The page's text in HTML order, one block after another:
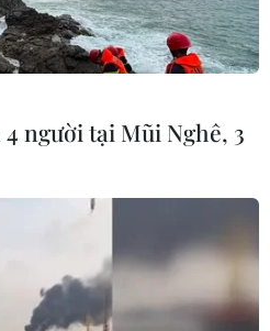
người tại Mũi Nghê, 3